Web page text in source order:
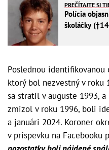
PREČÍTAJTE SI
Polícia
školáčky
Poslednou identifikovanou
ktorý bol nezvestný v roku
sa stratil v auguste 1993,
zmizol v roku 1996, boli
a januári 2024. Koroner
v príspevku na Facebooku